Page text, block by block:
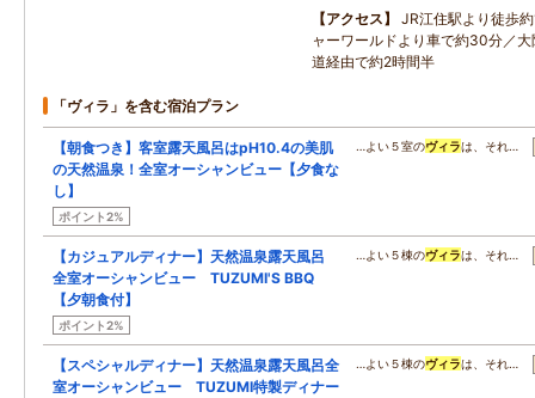
アクセス
JR江住駅より徒歩
ャーワールドより車で約30分／
道経由で約2時間半
「ヴィラ」を含む宿泊プラン
【朝食つき】客室露天風呂はpH10.4の美肌
の天然温泉！全室オーシャンビュー【夕食な
し】
ポイント2%
…よい５室のヴィラは、それ…
【カジュアルディナー】天然温泉露天風呂
全室オーシャンビュー TUZUMI'S BBQ
【夕朝食付】
ポイント2%
…よい５棟のヴィラは、それ…
【スペシャルディナー】天然温泉露天風呂全
室オーシャンビュー TUZUMI特製ディナー
…よい５棟のヴィラは、それ…